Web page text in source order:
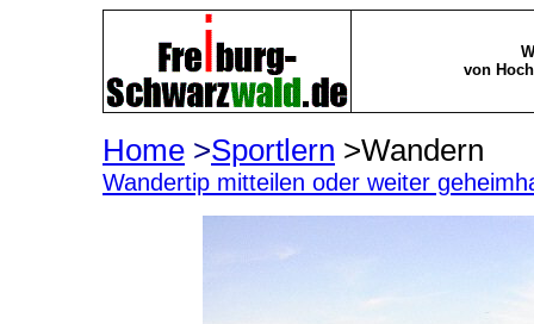
von
Home >Sportlern >Wandern
Wandertip mitteilen oder weiter